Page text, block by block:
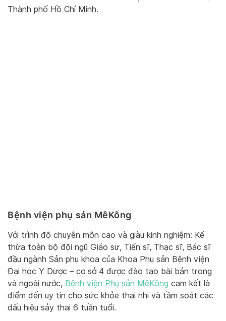
Thành phố Hồ Chí Minh.
Bệnh viện phụ sản MêKông
Với trình độ chuyên môn cao và giàu kinh nghiệm: Kế
thừa toàn bộ đội ngũ Giáo sư, Tiến sĩ, Thạc sĩ, Bác sĩ
đầu ngành Sản phụ khoa của Khoa Phụ sản Bệnh viện
Đại học Y Dược – cơ sở 4 được đào tạo bài bản trong
và ngoài nước, Bệnh viện Phụ sản MêKông cam kết là
điểm đến uy tín cho sức khỏe thai nhi và tầm soát các
dấu hiệu sảy thai 6 tuần tuổi.